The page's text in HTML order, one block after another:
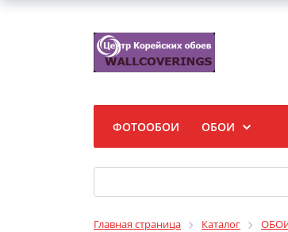
ФОТООБОИ ОБОИ
Главная страница Каталог